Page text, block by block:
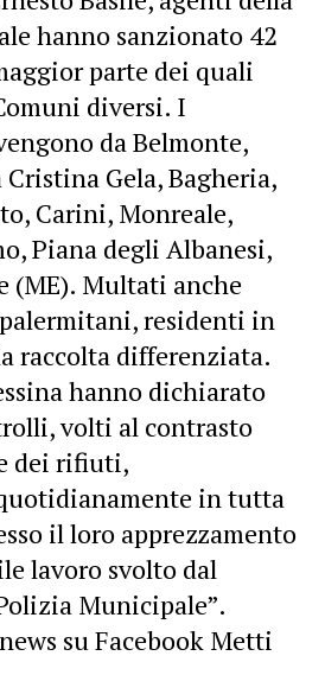
hanno sanzionato 42
parte dei quali
diversi. I
da Belmonte,
Gela, Bagheria,
Carini, Monreale,
Piana degli Albanesi,
(ME). Multati anche
residenti in
raccolta differenziata.
hanno dichiarato
volti al contrasto
dei rifiuti,
in tutta
il loro apprezzamento
lavoro svolto dal
Municipale”.
su Facebook Metti